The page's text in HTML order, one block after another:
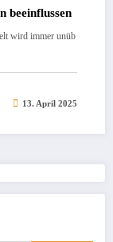
beeinflussen
wird immer unüb
13. April 2025